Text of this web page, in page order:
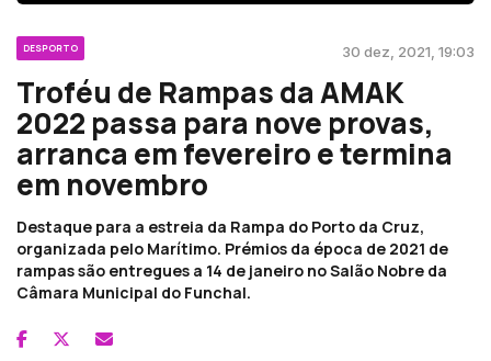
DESPORTO 30 dez, 2021, 19:03
Troféu de Rampas da AMAK
2022 passa para nove provas,
arranca em fevereiro e termina
em novembro
Destaque para a estreia da Rampa do Porto da Cruz,
organizada pelo Marítimo. Prémios da época de 2021 de
rampas são entregues a 14 de janeiro no Salão Nobre da
Câmara Municipal do Funchal.